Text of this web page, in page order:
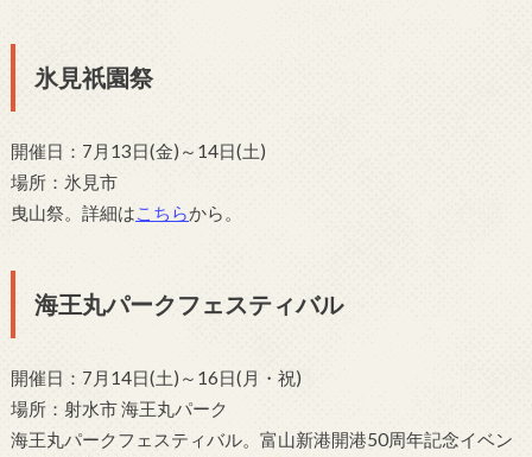
氷見祇園祭
開催日：7月13日(金)～14日(土)
場所：氷見市
曳山祭。詳細はこちらから。
海王丸パークフェスティバル
開催日：7月14日(土)～16日(月・祝)
場所：射水市 海王丸パーク
海王丸パークフェスティバル。富山新港開港50周年記念イベン